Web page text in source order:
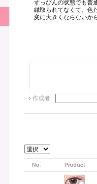
すっぴんの状態でも普
縁取られてなくて、色
変に大きくならないか
作成者
No. Product